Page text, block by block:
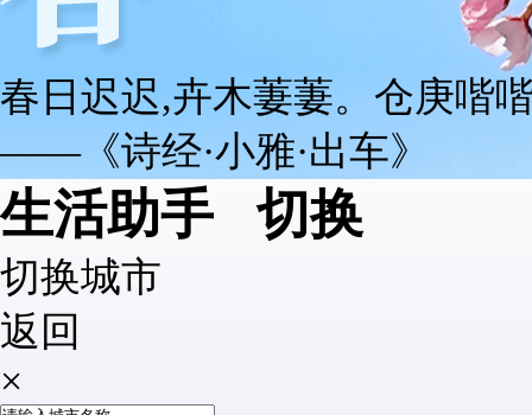
春日迟迟,卉木萋萋。仓庚喈
——《诗经·小雅·出车》
生活助手 切换
切换城市
返回
×